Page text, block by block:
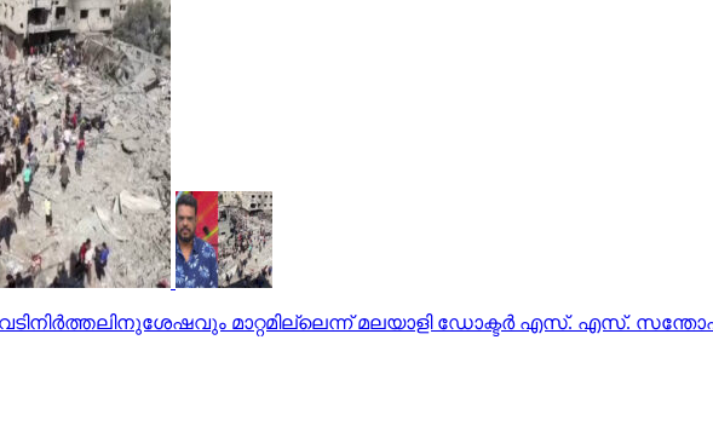
മാറ്റമില്ലെന്ന് മലയാളി ഡോക്ടര്‍ എസ്. എസ്.